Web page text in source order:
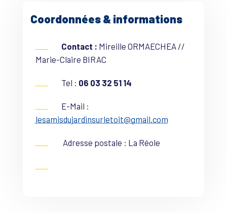
Coordonnées & informations
Contact : Mireille ORMAECHEA //
Marie-Claire BIRAC
Tel : 06 03 32 51 14
E-Mail :
lesamisdujardinsurletoit@gmail.com
Adresse postale : La Réole